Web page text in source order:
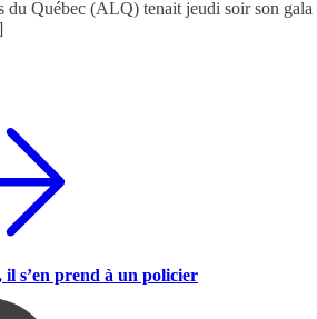
du Québec (ALQ) tenait jeudi soir son gala
s’en prend à un policier